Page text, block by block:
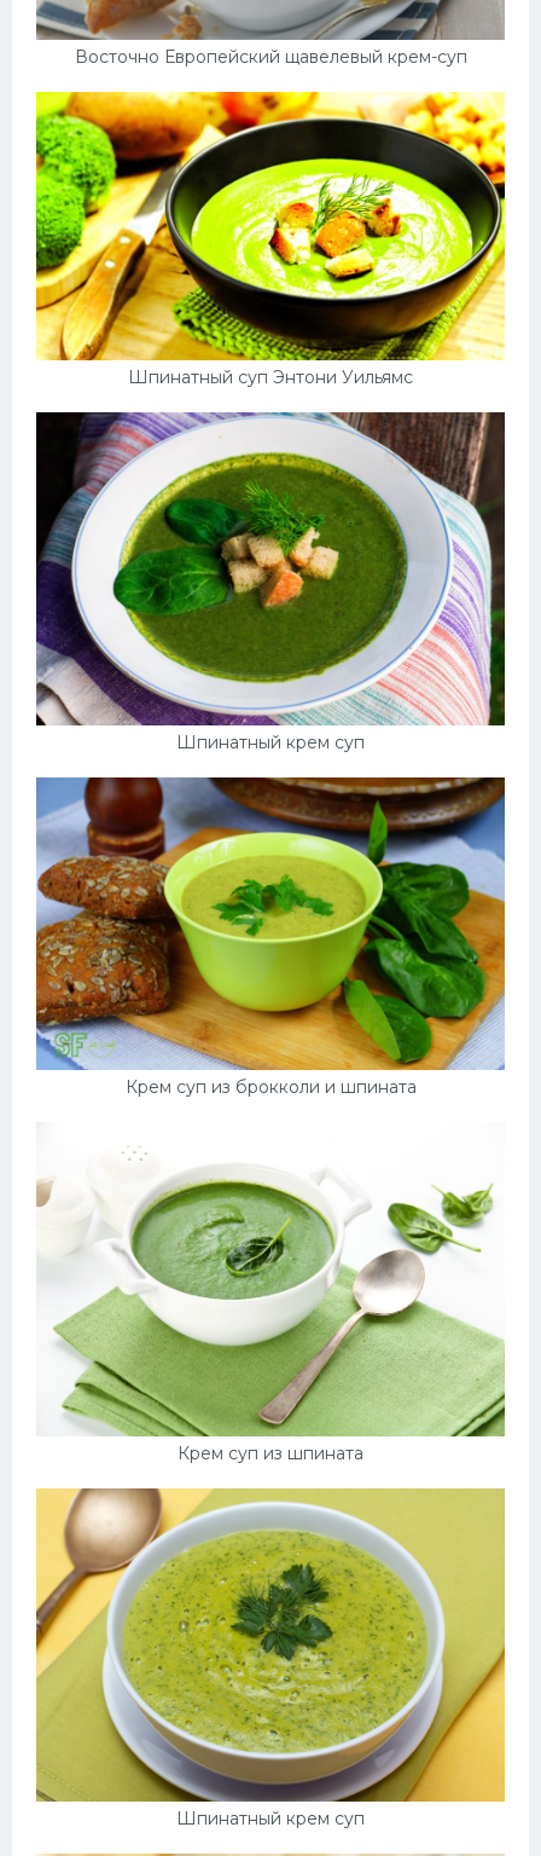
Восточно Европейский щавелевый крем-суп
Шпинатный суп Энтони Уильямс
Шпинатный крем суп
Крем суп из брокколи и шпината
Крем суп из шпината
Шпинатный крем суп